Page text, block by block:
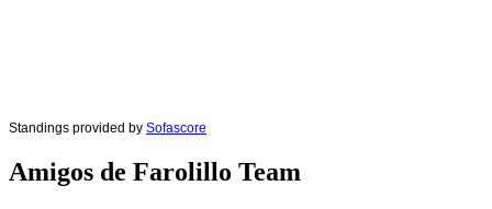
Standings provided by Sofascore
Amigos de Farolillo Team